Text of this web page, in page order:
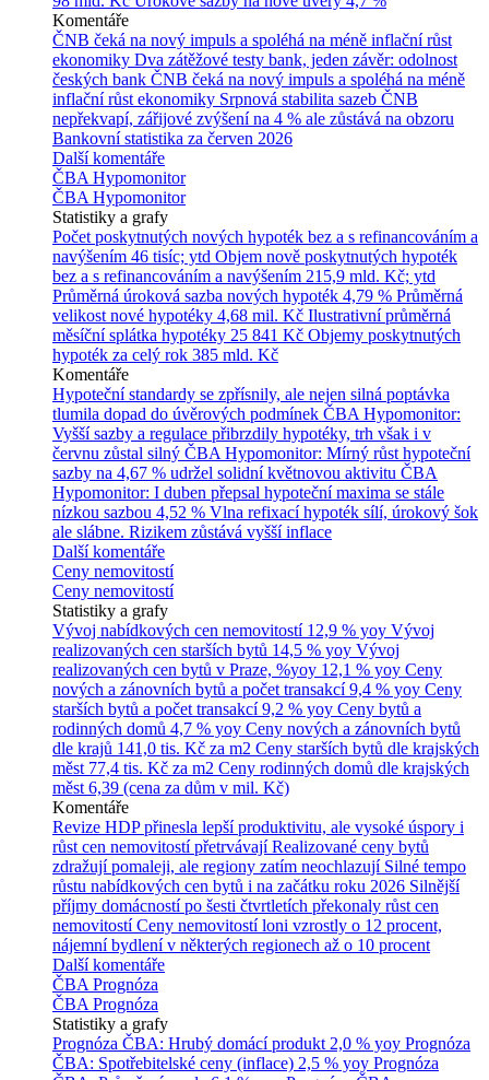
Komentáře
ČNB čeká na nový impuls a spoléhá na méně inflační růst
ekonomiky Dva zátěžové testy bank, jeden závěr: odolnost
českých bank ČNB čeká na nový impuls a spoléhá na méně
inflační růst ekonomiky Srpnová stabilita sazeb ČNB
nepřekvapí, zářijové zvýšení na 4 % ale zůstává na obzoru
Bankovní statistika za červen 2026
Další komentáře
ČBA Hypomonitor
ČBA Hypomonitor
Statistiky a grafy
Počet poskytnutých nových hypoték bez a s refinancováním a
navýšením 46 tisíc; ytd Objem nově poskytnutých hypoték
bez a s refinancováním a navýšením 215,9 mld. Kč; ytd
Průměrná úroková sazba nových hypoték 4,79 % Průměrná
velikost nové hypotéky 4,68 mil. Kč Ilustrativní průměrná
měsíční splátka hypotéky 25 841 Kč Objemy poskytnutých
hypoték za celý rok 385 mld. Kč
Komentáře
Hypoteční standardy se zpřísnily, ale nejen silná poptávka
tlumila dopad do úvěrových podmínek ČBA Hypomonitor:
Vyšší sazby a regulace přibrzdily hypotéky, trh však i v
červnu zůstal silný ČBA Hypomonitor: Mírný růst hypoteční
sazby na 4,67 % udržel solidní květnovou aktivitu ČBA
Hypomonitor: I duben přepsal hypoteční maxima se stále
nízkou sazbou 4,52 % Vlna refixací hypoték sílí, úrokový šok
ale slábne. Rizikem zůstává vyšší inflace
Další komentáře
Ceny nemovitostí
Ceny nemovitostí
Statistiky a grafy
Vývoj nabídkových cen nemovitostí 12,9 % yoy Vývoj
realizovaných cen starších bytů 14,5 % yoy Vývoj
realizovaných cen bytů v Praze, %yoy 12,1 % yoy Ceny
nových a zánovních bytů a počet transakcí 9,4 % yoy Ceny
starších bytů a počet transakcí 9,2 % yoy Ceny bytů a
rodinných domů 4,7 % yoy Ceny nových a zánovních bytů
dle krajů 141,0 tis. Kč za m2 Ceny starších bytů dle krajských
měst 77,4 tis. Kč za m2 Ceny rodinných domů dle krajských
měst 6,39 (cena za dům v mil. Kč)
Komentáře
Revize HDP přinesla lepší produktivitu, ale vysoké úspory i
růst cen nemovitostí přetrvávají Realizované ceny bytů
zdražují pomaleji, ale regiony zatím neochlazují Silné tempo
růstu nabídkových cen bytů i na začátku roku 2026 Silnější
příjmy domácností po šesti čtvrtletích překonaly růst cen
nemovitostí Ceny nemovitostí loni vzrostly o 12 procent,
nájemní bydlení v některých regionech až o 10 procent
Další komentáře
ČBA Prognóza
ČBA Prognóza
Statistiky a grafy
Prognóza ČBA: Hrubý domácí produkt 2,0 % yoy Prognóza
ČBA: Spotřebitelské ceny (inflace) 2,5 % yoy Prognóza